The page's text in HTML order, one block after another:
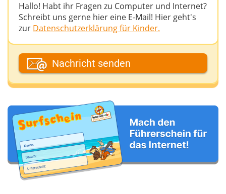
Hallo! Habt ihr Fragen zu Computer und Internet?
Schreibt uns gerne hier eine E-Mail! Hier geht's
zur Datenschutzerklärung für Kinder.
Dein Fantasiename
Deine E-Mail-Adresse (wenn du eine Antwort
möchtest)
Deine Nachricht
Nachricht senden